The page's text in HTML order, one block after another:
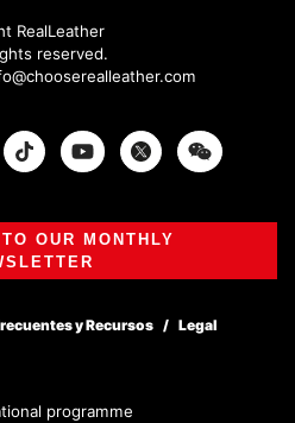
RealLeather
reserved.
Twitter
OUR MONTHLY
y Recursos Legal
programme